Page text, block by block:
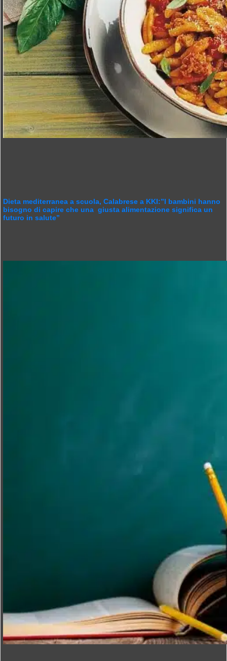
Dieta mediterranea a scuola, Calabrese a KKI:”I bambini hanno
bisogno di capire che una giusta alimentazione significa un
futuro in salute”